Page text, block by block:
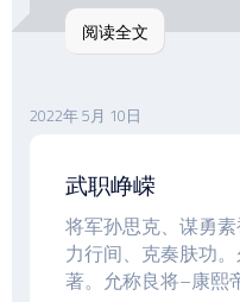
阅读全文
2022年 5月 10日
武职峥嵘
将军孙思克、谋勇
力行间、克奏肤功
著。允称良将–康熙